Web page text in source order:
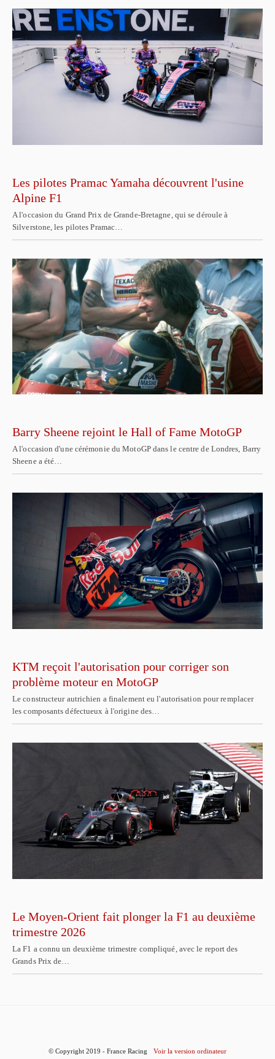
Les pilotes Pramac Yamaha découvrent l'usine
Alpine F1
A l'occasion du Grand Prix de Grande-Bretagne, qui se déroule à
Silverstone, les pilotes Pramac…
Barry Sheene rejoint le Hall of Fame MotoGP
A l'occasion d'une cérémonie du MotoGP dans le centre de Londres, Barry
Sheene a été…
KTM reçoit l'autorisation pour corriger son
problème moteur en MotoGP
Le constructeur autrichien a finalement eu l'autorisation pour remplacer
les composants défectueux à l'origine des…
Le Moyen-Orient fait plonger la F1 au deuxième
trimestre 2026
La F1 a connu un deuxième trimestre compliqué, avec le report des
Grands Prix de…
© Copyright 2019 - France Racing Voir la version ordinateur